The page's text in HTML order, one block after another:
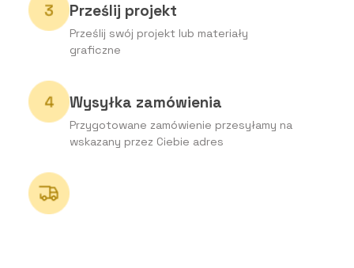
Prześlij projekt
Prześlij swój projekt lub materiały
graficzne
Wysyłka zamówienia
Przygotowane zamówienie przesyłamy na
wskazany przez Ciebie adres